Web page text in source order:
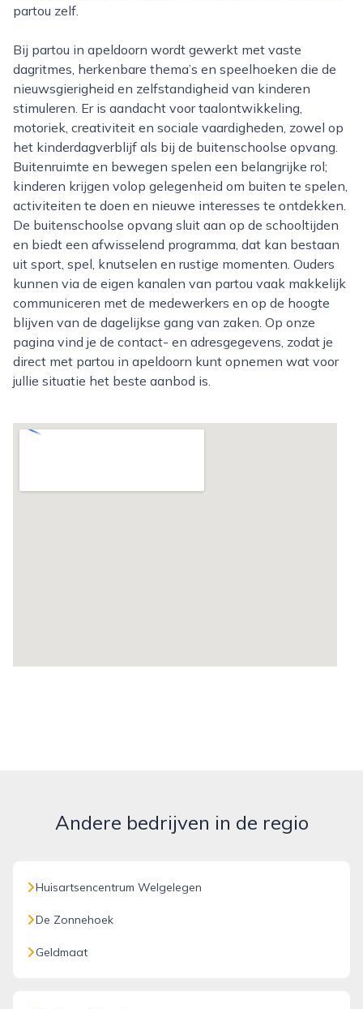
partou zelf.
Bij partou in apeldoorn wordt gewerkt met vaste
dagritmes, herkenbare thema’s en speelhoeken die de
nieuwsgierigheid en zelfstandigheid van kinderen
stimuleren. Er is aandacht voor taalontwikkeling,
motoriek, creativiteit en sociale vaardigheden, zowel op
het kinderdagverblijf als bij de buitenschoolse opvang.
Buitenruimte en bewegen spelen een belangrijke rol;
kinderen krijgen volop gelegenheid om buiten te spelen,
activiteiten te doen en nieuwe interesses te ontdekken.
De buitenschoolse opvang sluit aan op de schooltijden
en biedt een afwisselend programma, dat kan bestaan
uit sport, spel, knutselen en rustige momenten. Ouders
kunnen via de eigen kanalen van partou vaak makkelijk
communiceren met de medewerkers en op de hoogte
blijven van de dagelijkse gang van zaken. Op onze
pagina vind je de contact- en adresgegevens, zodat je
direct met partou in apeldoorn kunt opnemen wat voor
jullie situatie het beste aanbod is.
Andere bedrijven in de regio
Huisartsencentrum Welgelegen
De Zonnehoek
Geldmaat